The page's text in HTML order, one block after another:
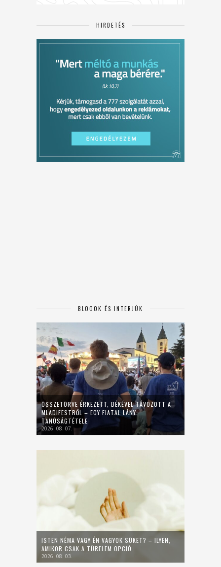
HIRDETÉS
BLOGOK ÉS INTERJÚK
ÖSSZETÖRVE ÉRKEZETT, BÉKÉVEL TÁVOZOTT A
MLADIFESTRŐL – EGY FIATAL LÁNY
TANÚSÁGTÉTELE
2026. 08. 07.
ISTEN NÉMA VAGY ÉN VAGYOK SÜKET? – ILYEN,
AMIKOR CSAK A TÜRELEM OPCIÓ
2026. 08. 03.